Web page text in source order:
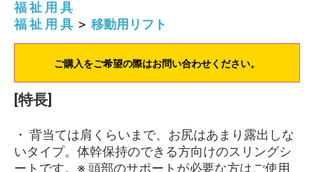
福 祉 用 具
福 祉 用 具 ＞ 移動用リフト
ご購入をご希望の際はお問い合わせください。
[特長]
・ 背当ては肩くらいまで、お尻はあまり露出しな
いタイプ。体幹保持のできる方向けのスリングシ
ートです。※ 頭部のサポートが必要な方はご使用